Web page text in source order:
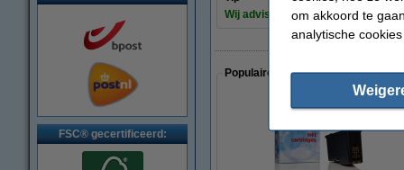
FSC® gecertificeerd:
Wij adviseren u om deze cartridge
Populaire artikelen van klanten
om akkoord te
analytische